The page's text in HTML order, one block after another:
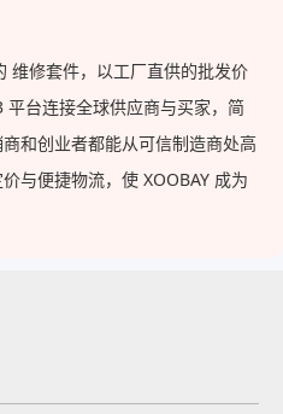
维修套件，以工厂直供的批发价
台连接全球供应商与买家，简
和创业者都能从可信制造商处高
与便捷物流，使 XOOBAY 成为